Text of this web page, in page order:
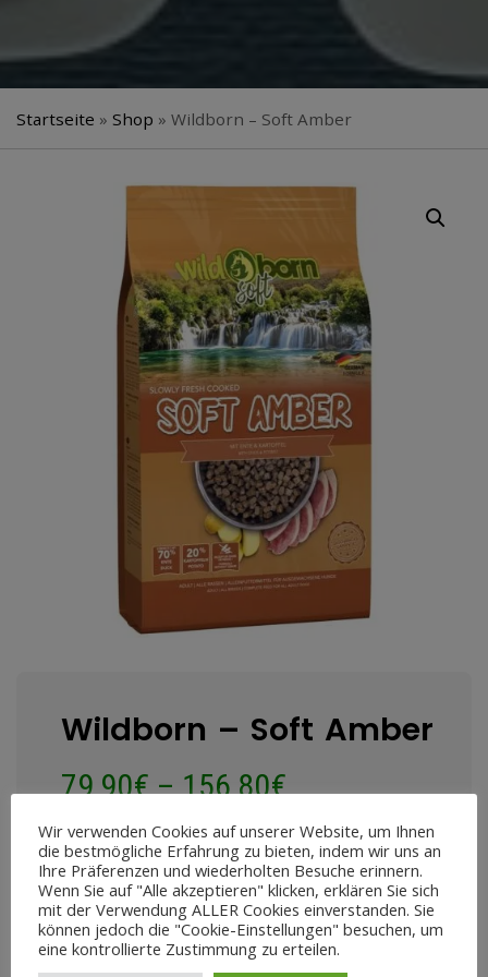
Startseite » Shop » Wildborn – Soft Amber
Wildborn – Soft Amber
79,90€ –156,80€
Enthält 7% MwSt.
zzgl.Versand
Lieferzeit: ca. 2-4 Werktage
79,90€-156,80€
Wir verwenden Cookies auf unserer Website, um Ihnen
die bestmögliche Erfahrung zu bieten, indem wir uns an
Ihre Präferenzen und wiederholten Besuche erinnern.
Wenn Sie auf "Alle akzeptieren" klicken, erklären Sie sich
mit der Verwendung ALLER Cookies einverstanden. Sie
können jedoch die "Cookie-Einstellungen" besuchen, um
eine kontrollierte Zustimmung zu erteilen.